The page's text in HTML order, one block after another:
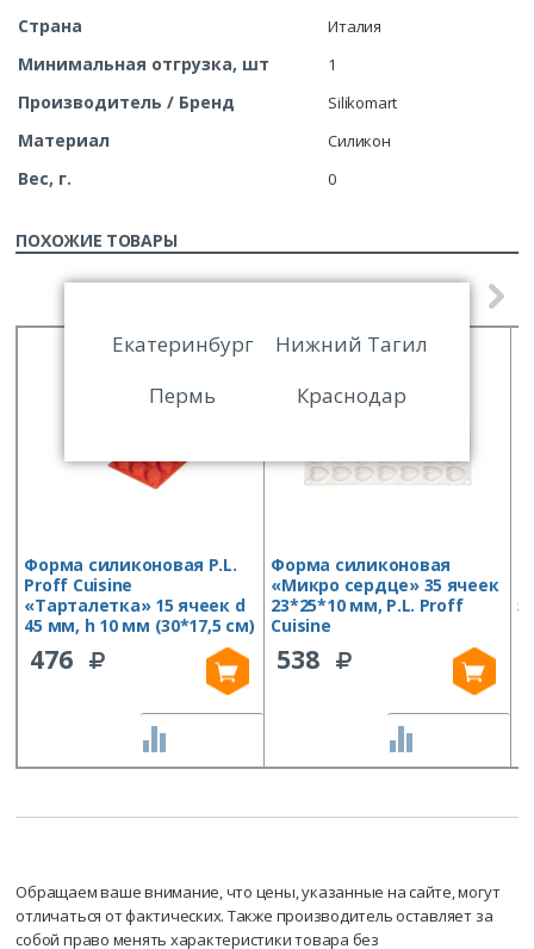
Страна Италия
Минимальная отгрузка, шт 1
Производитель / Бренд Silikomart
Материал Силикон
Вес, г. 0
ПОХОЖИЕ ТОВАРЫ
Форма силиконовая P.L.
Proff Cuisine
«Тарталетка» 15 ячеек d
45 мм, h 10 мм (30*17,5 см)
476
Форма силиконовая
«Микро сердце» 35 ячеек
23*25*10 мм, P.L. Proff
Cuisine
538
5
Обращаем ваше внимание, что цены, указанные на сайте, могут
отличаться от фактических. Также производитель оставляет за
собой право менять характеристики товара без
Екатеринбург
Нижний Тагил
Пермь
Краснодар